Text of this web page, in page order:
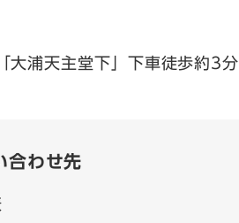
大浦天主堂下」下車徒歩約3分
合わせ先